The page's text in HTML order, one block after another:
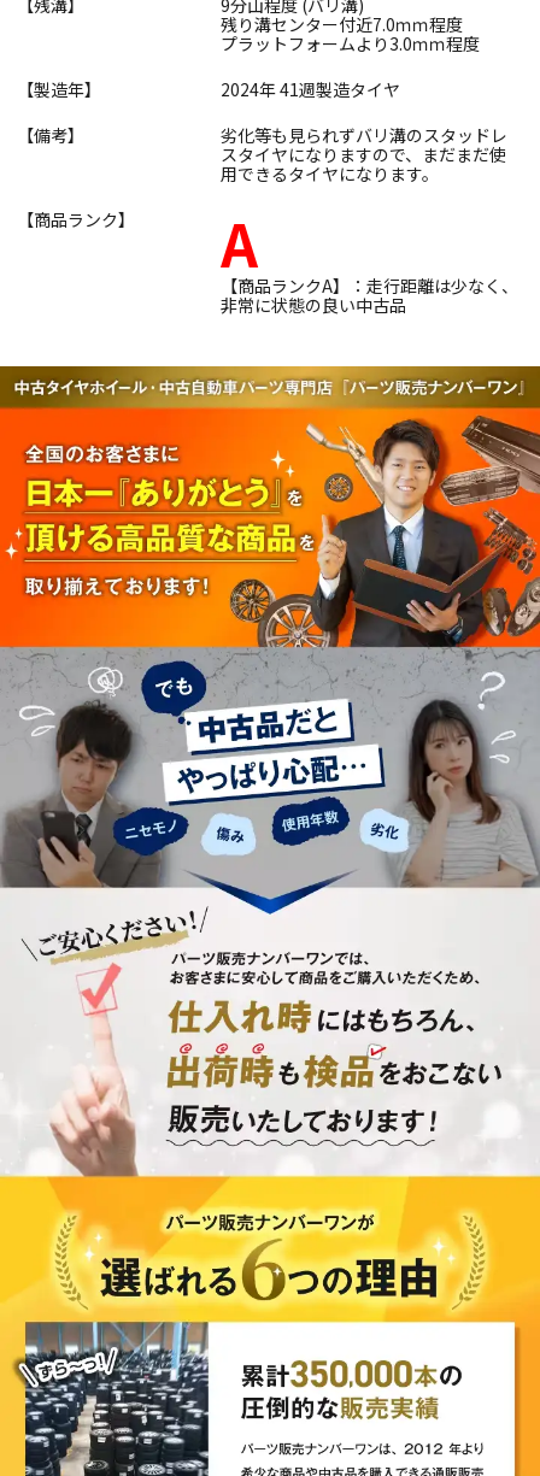
【残溝】
9分山程度 (バリ溝)
残り溝センター付近7.0ｍｍ程度
プラットフォームより3.0ｍｍ程度
【製造年】
2024年 41週製造タイヤ
【備考】
劣化等も見られずバリ溝のスタッドレ
スタイヤになりますので、まだまだ使
用できるタイヤになります。
【商品ランク】
A
【商品ランクA】：走行距離は少なく、
非常に状態の良い中古品